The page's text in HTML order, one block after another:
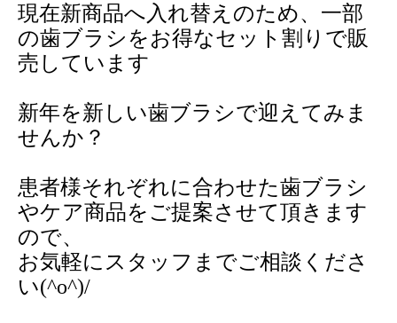
現在新商品へ入れ替えのため、一部
の歯ブラシをお得なセット割りで販
売しています
新年を新しい歯ブラシで迎えてみま
せんか？
患者様それぞれに合わせた歯ブラシ
やケア商品をご提案させて頂きます
ので、
お気軽にスタッフまでご相談くださ
い(^o^)/